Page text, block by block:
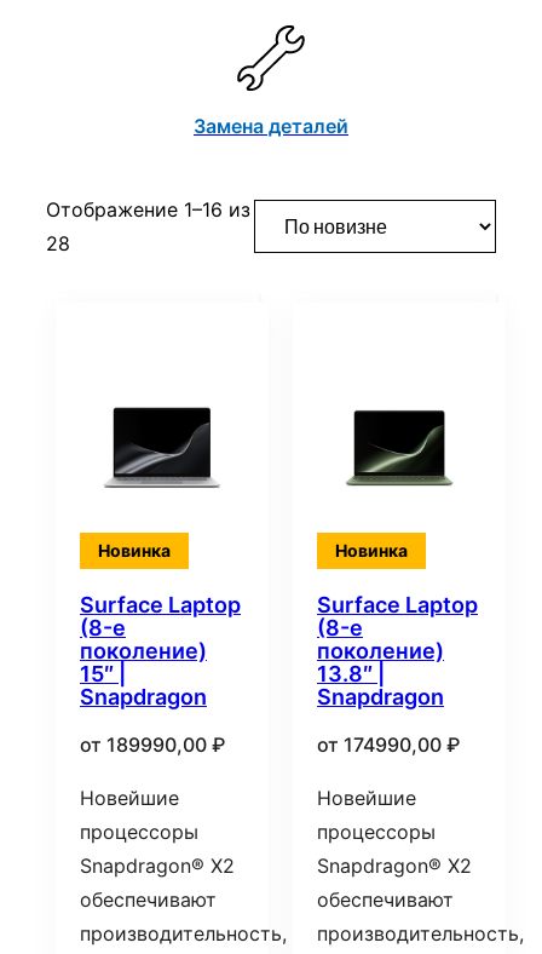
Замена деталей
Отображение 1–16 из
28
Новинка
Surface Laptop
(8-е
поколение)
15″ |
Snapdragon
от 189990,00 ₽
Новейшие
процессоры
Snapdragon® X2
обеспечивают
производительность,
Новинка
Surface Laptop
(8-е
поколение)
13.8″ |
Snapdragon
от 174990,00 ₽
Новейшие
процессоры
Snapdragon® X2
обеспечивают
производительность,